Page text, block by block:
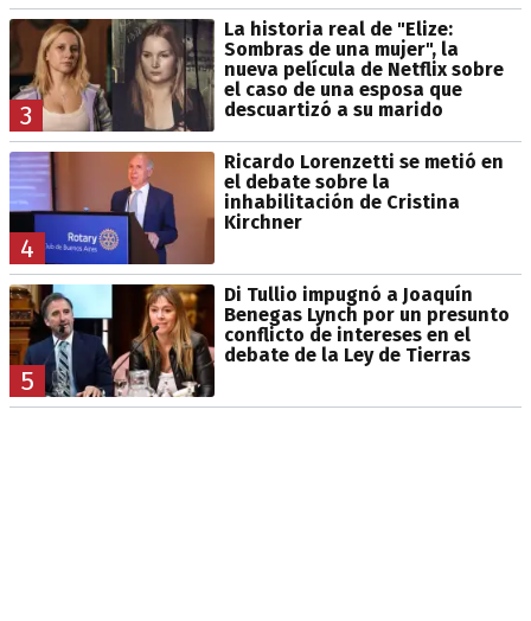
3
La historia real de "Elize:
Sombras de una mujer", la
nueva película de Netflix sobre
el caso de una esposa que
descuartizó a su marido
4
Ricardo Lorenzetti se metió en
el debate sobre la
inhabilitación de Cristina
Kirchner
5
Di Tullio impugnó a Joaquín
Benegas Lynch por un presunto
conflicto de intereses en el
debate de la Ley de Tierras